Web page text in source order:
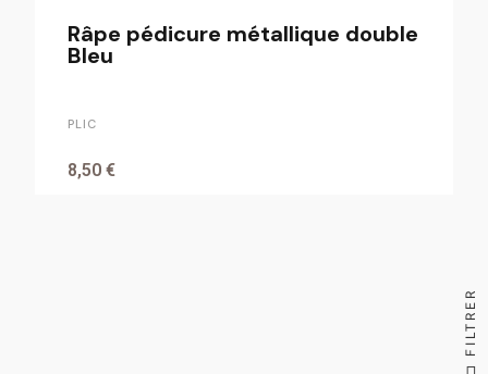
Râpe pédicure métallique double
Bleu
PLIC
8,50 €
FILTRER